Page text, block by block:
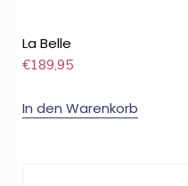
La Belle
€189,95
In den Warenkorb